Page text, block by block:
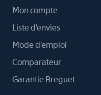
Mon compte
Liste d'envies
Mode d'emploi
Comparateur
Garantie Breguet